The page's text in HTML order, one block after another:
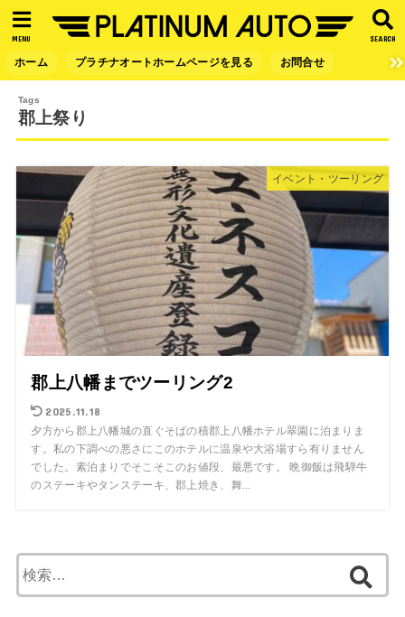
SEARCH
MENU
ホーム プラチナオートホームページを見る お問合せ
郡上祭り
イベント・ツーリング
郡上八幡までツーリング2
2025.11.18
夕方から郡上八幡城の直ぐそばの積郡上八幡ホテル翠園に泊まりま
す。私の下調べの悪さにこのホテルに温泉や大浴場すら有りません
でした。素泊まりでそこそこのお値段、最悪です。 晩御飯は飛騨牛
のステーキやタンステーキ、郡上焼き、舞...
索: